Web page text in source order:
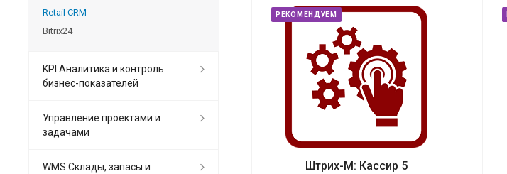
РЕКОМЕНДУЕМ
Штрих-М: Кассир 5
Retail CRM
Bitrix24
KPI Аналитика и контроль
бизнес-показателей
Управление проектами и
задачами
WMS Склады, запасы и